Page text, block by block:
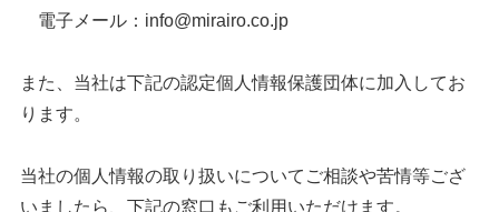
電子メール：info@mirairo.co.jp
また、当社は下記の認定個人情報保護団体に加入してお
ります。
当社の個人情報の取り扱いについてご相談や苦情等ござ
いましたら、下記の窓口もご利用いただけます。